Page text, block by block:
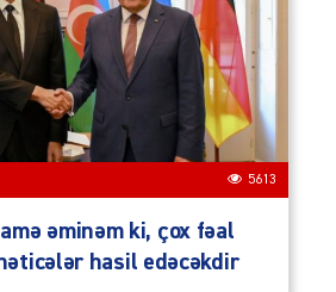
5613
əminəm ki, çox fəal
hasil edəcəkdir